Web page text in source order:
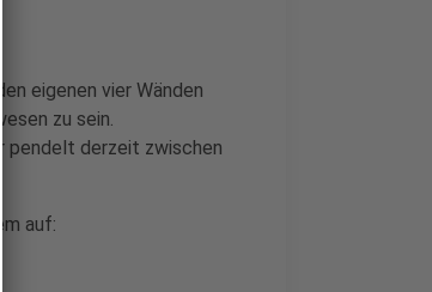
eigenen vier Wänden
zu sein.
pendelt derzeit zwischen
auf: